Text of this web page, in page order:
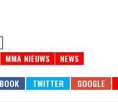
MMA NIEUWS NEWS